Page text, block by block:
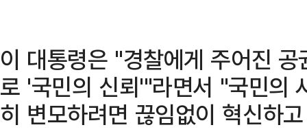
이 대통령은 "경찰에게 주어진
로 '국민의 신뢰'"라면서 "국민의
히 변모하려면 끊임없이 혁신하